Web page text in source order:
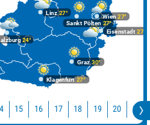
Graz30°
Klagenfurt 27°
Linz27°
24°
Wien 27°
Eisenstadt 27°
Sankt Pölten 27°
15 16 17 18 19 20 21